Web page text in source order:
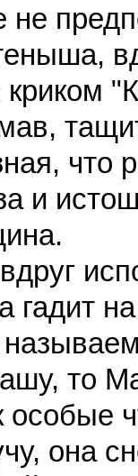
что
и
гадит
то
особые
она